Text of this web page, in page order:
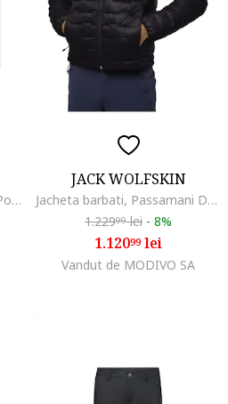
Geaca barbati, 303953331, Poliamida, S INTL, Verde
JACK WOLFSKIN
Jacheta barbati, Passamani Down M Jacket 61836, Negru
1.22999lei - 8%
1.12099lei
Vandut de MODIVO SA